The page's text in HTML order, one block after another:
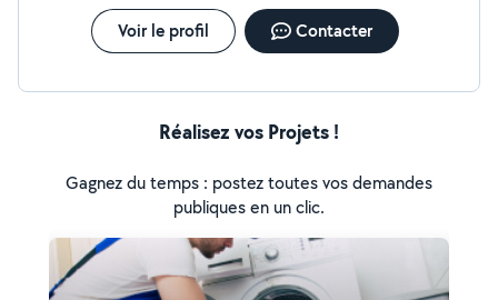
Voir le profil Contacter
Réalisez vos Projets !
Gagnez du temps : postez toutes vos demandes
publiques en un clic.